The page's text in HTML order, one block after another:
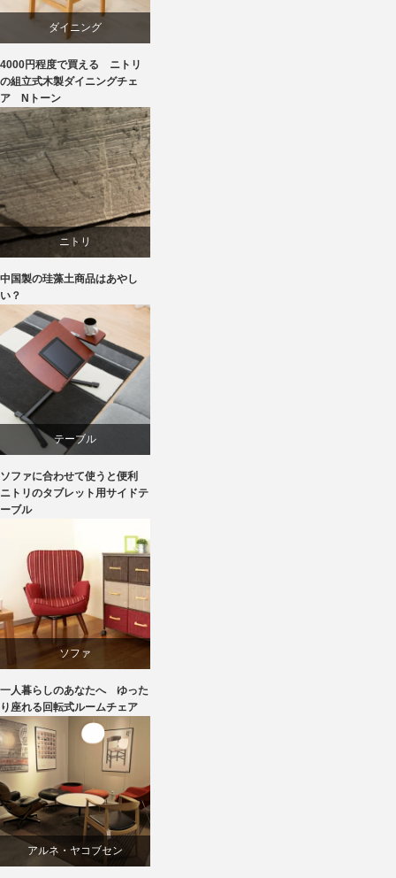
ダイニング
ニトリ
ラバー
椅子
4000円程度で買える ニトリ
の組立式木製ダイニングチェ
ア Nトーン
ニトリ
マーケティング
中国製の珪藻土商品はあやし
い？
テーブル
ニトリ
ソファに合わせて使うと便利
ニトリのタブレット用サイドテ
ーブル
ソファ
パーソナルチェア
リビングダイニング
回転椅子
一人暮らしのあなたへ ゆった
り座れる回転式ルームチェア
アルネ・ヤコブセン